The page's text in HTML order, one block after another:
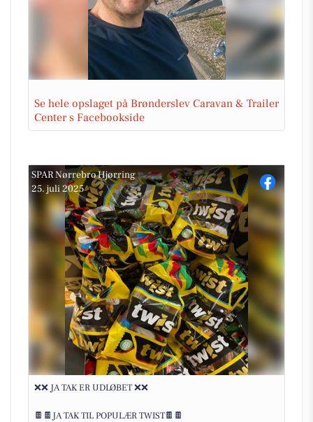
Se hele opslaget på Brønderslev Caravan & Trailer
Center s Facebookside
SPAR Nørrebro Hjørring
25. juli 2025
❌❌ JA TAK ER UDLØBET ❌❌
🍫🍫JA TAK TIL POPULÆR TWIST🍫🍫